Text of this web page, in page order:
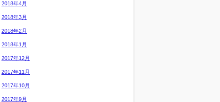
2018年4月
2018年3月
2018年2月
2018年1月
2017年12月
2017年11月
2017年10月
2017年9月